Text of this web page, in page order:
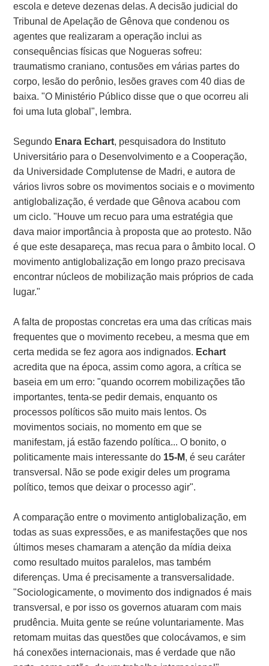
escola e deteve dezenas delas. A decisão judicial do
Tribunal de Apelação de Gênova que condenou os
agentes que realizaram a operação inclui as
consequências físicas que Nogueras sofreu:
traumatismo craniano, contusões em várias partes do
corpo, lesão do perônio, lesões graves com 40 dias de
baixa. "O Ministério Público disse que o que ocorreu ali
foi uma luta global", lembra.
Segundo Enara Echart, pesquisadora do Instituto
Universitário para o Desenvolvimento e a Cooperação,
da Universidade Complutense de Madri, e autora de
vários livros sobre os movimentos sociais e o movimento
antiglobalização, é verdade que Gênova acabou com
um ciclo. "Houve um recuo para uma estratégia que
dava maior importância à proposta que ao protesto. Não
é que este desapareça, mas recua para o âmbito local. O
movimento antiglobalização em longo prazo precisava
encontrar núcleos de mobilização mais próprios de cada
lugar."
A falta de propostas concretas era uma das críticas mais
frequentes que o movimento recebeu, a mesma que em
certa medida se fez agora aos indignados. Echart
acredita que na época, assim como agora, a crítica se
baseia em um erro: "quando ocorrem mobilizações tão
importantes, tenta-se pedir demais, enquanto os
processos políticos são muito mais lentos. Os
movimentos sociais, no momento em que se
manifestam, já estão fazendo política... O bonito, o
politicamente mais interessante do 15-M, é seu caráter
transversal. Não se pode exigir deles um programa
político, temos que deixar o processo agir".
A comparação entre o movimento antiglobalização, em
todas as suas expressões, e as manifestações que nos
últimos meses chamaram a atenção da mídia deixa
como resultado muitos paralelos, mas também
diferenças. Uma é precisamente a transversalidade.
"Sociologicamente, o movimento dos indignados é mais
transversal, e por isso os governos atuaram com mais
prudência. Muita gente se reúne voluntariamente. Mas
retomam muitas das questões que colocávamos, e sim
há conexões internacionais, mas é verdade que não